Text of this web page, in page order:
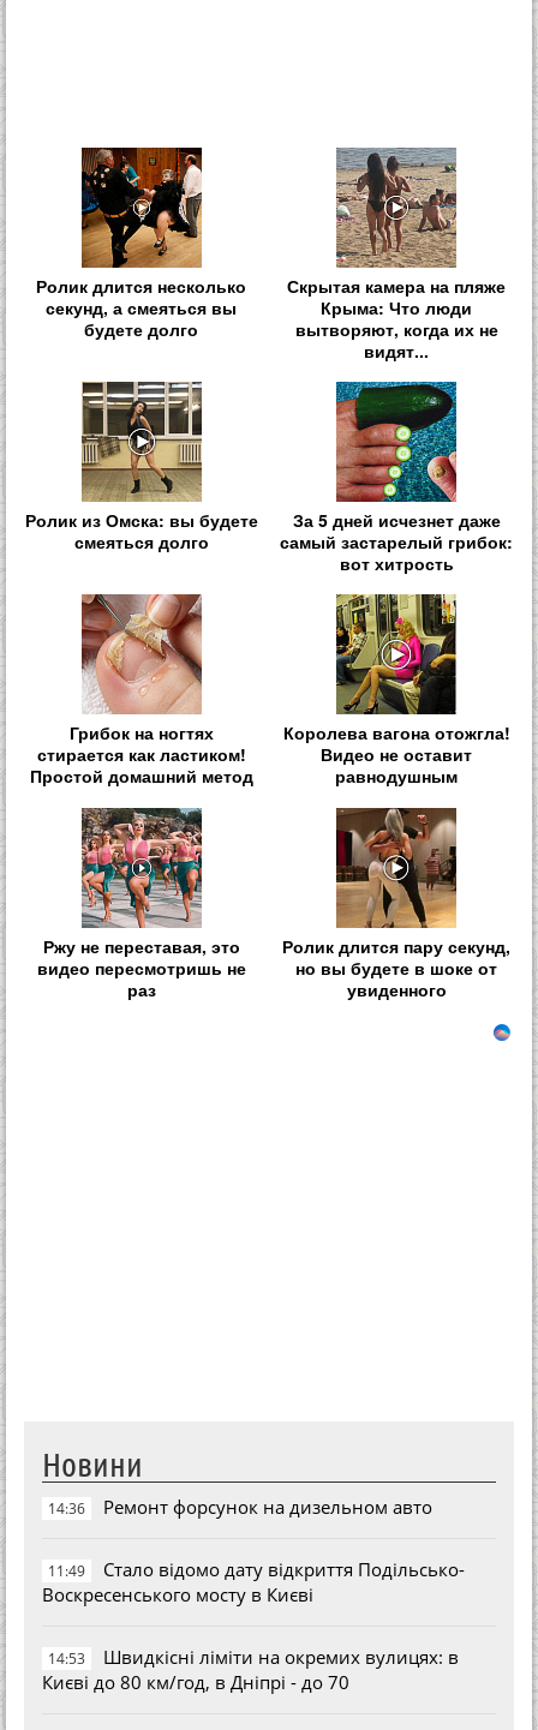
Ролик длится несколько
секунд, а смеяться вы
будете долго
Скрытая камера на пляже
Крыма: Что люди
вытворяют, когда их не
видят...
Ролик из Омска: вы будете
смеяться долго
За 5 дней исчезнет даже
самый застарелый грибок:
вот хитрость
Грибок на ногтях
стирается как ластиком!
Простой домашний метод
Королева вагона отожгла!
Видео не оставит
равнодушным
Ржу не переставая, это
видео пересмотришь не
раз
Ролик длится пару секунд,
но вы будете в шоке от
увиденного
Новини
14:36 Ремонт форсунок на дизельном авто
11:49
Стало відомо дату відкриття Подільсько-
Воскресенського мосту в Києві
14:53
Швидкісні ліміти на окремих вулицях: в
Києві до 80 км/год, в Дніпрі - до 70